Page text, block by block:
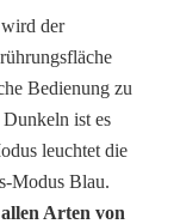
der
Bedienung zu
ist es
leuchtet die
Modus Blau.
allen Arten von